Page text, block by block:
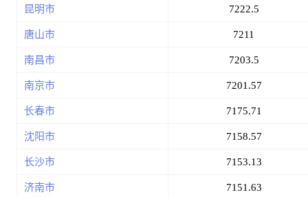
昆明市 7222.5
唐山市 7211
南昌市 7203.5
南京市 7201.57
长春市 7175.71
沈阳市 7158.57
长沙市 7153.13
济南市 7151.63